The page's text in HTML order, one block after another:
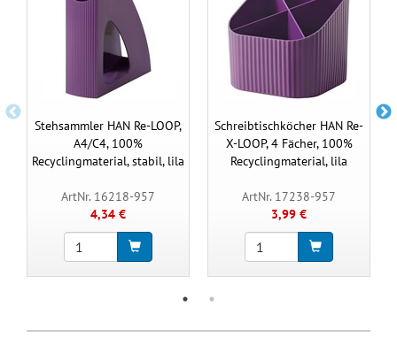
Stehsammler HAN Re-LOOP,
A4/C4, 100%
Recyclingmaterial, stabil, lila
ArtNr. 16218-957
4,34 €
Schreibtischköcher HAN Re-
X-LOOP, 4 Fächer, 100%
Recyclingmaterial, lila
ArtNr. 17238-957
3,99 €